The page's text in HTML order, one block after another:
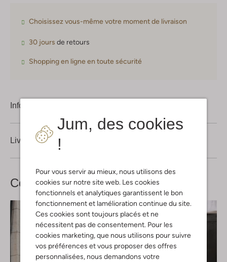
Jum, des cookies
!
Pour vous servir au mieux, nous utilisons des
cookies sur notre site web. Les cookies
fonctionnels et analytiques garantissent le bon
fonctionnement et lamélioration continue du site.
Ces cookies sont toujours placés et ne
nécessitent pas de consentement. Pour les
cookies marketing, que nous utilisons pour suivre
vos préférences et vous proposer des offres
personnalisées, nous demandons votre
Choisissez vous-même votre moment de livraison
30 jours de retours
Shopping en ligne en toute sécurité
Information produit
Livraison & retours
Complétez votrelook